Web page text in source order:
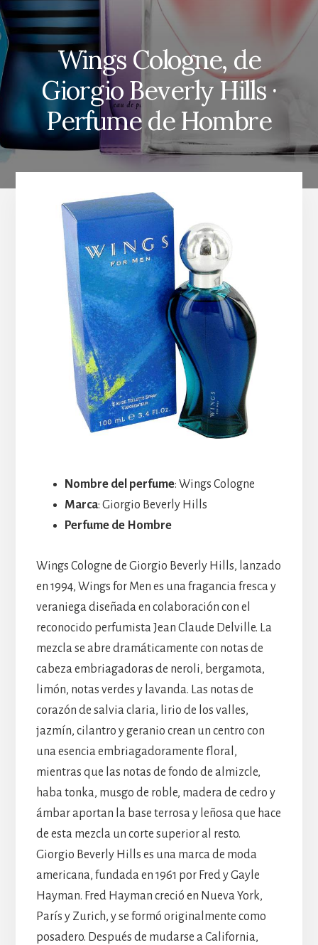
Wings Cologne, de
Giorgio Beverly Hills ·
Perfume de Hombre
Nombre del perfume: Wings Cologne
Marca: Giorgio Beverly Hills
Perfume de Hombre
Wings Cologne de Giorgio Beverly Hills, lanzado
en 1994, Wings for Men es una fragancia fresca y
veraniega diseñada en colaboración con el
reconocido perfumista Jean Claude Delville. La
mezcla se abre dramáticamente con notas de
cabeza embriagadoras de neroli, bergamota,
limón, notas verdes y lavanda. Las notas de
corazón de salvia claria, lirio de los valles,
jazmín, cilantro y geranio crean un centro con
una esencia embriagadoramente floral,
mientras que las notas de fondo de almizcle,
haba tonka, musgo de roble, madera de cedro y
ámbar aportan la base terrosa y leñosa que hace
de esta mezcla un corte superior al resto.
Giorgio Beverly Hills es una marca de moda
americana, fundada en 1961 por Fred y Gayle
Hayman. Fred Hayman creció en Nueva York,
París y Zurich, y se formó originalmente como
posadero. Después de mudarse a California,